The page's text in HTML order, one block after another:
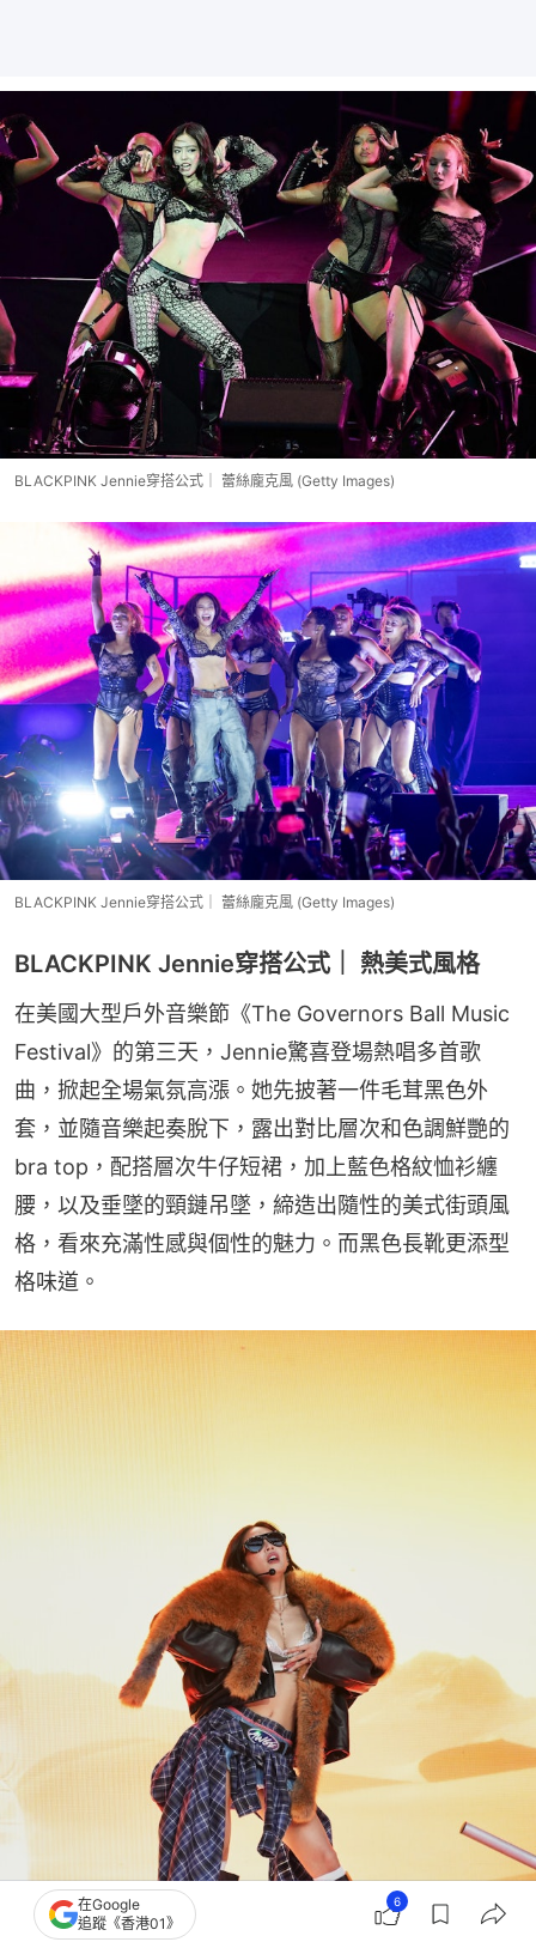
BLACKPINK Jennie穿搭公式｜ 蕾絲龐克風 (Getty Images)
BLACKPINK Jennie穿搭公式｜ 蕾絲龐克風 (Getty Images)
BLACKPINK Jennie穿搭公式｜ 熱美式風格
在美國大型戶外音樂節《The Governors Ball Music
Festival》的第三天，Jennie驚喜登場熱唱多首歌
曲，掀起全場氣氛高漲。她先披著一件毛茸黑色外
套，並隨音樂起奏脫下，露出對比層次和色調鮮艷的
bra top，配搭層次牛仔短裙，加上藍色格紋恤衫纏
腰，以及垂墜的頸鏈吊墜，締造出隨性的美式街頭風
格，看來充滿性感與個性的魅力。而黑色長靴更添型
格味道。
在Google
追蹤《香港01》
6